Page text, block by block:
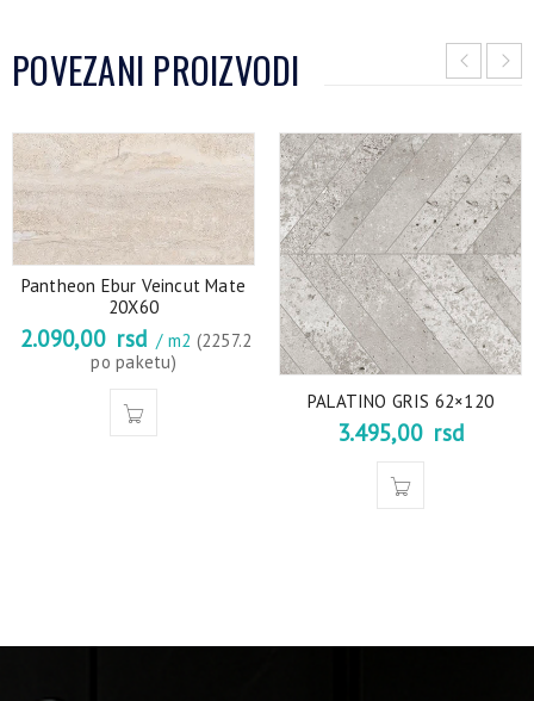
POVEZANI PROIZVODI
Pantheon Ebur Veincut Mate
20X60
2.090,00 rsd / m2 (2257.2
po paketu)
PALATINO GRIS 62×120
3.495,00 rsd